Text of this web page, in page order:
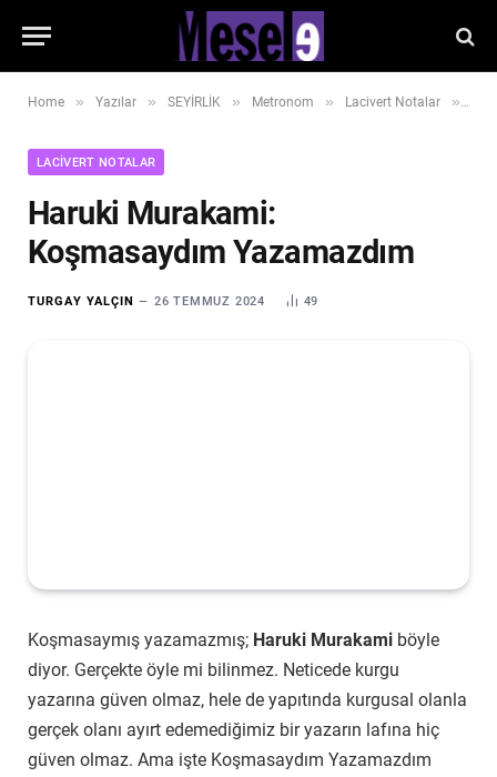
Home » Yazılar » SEYİRLİK » Metronom » Lacivert Notalar »
LACIVERT NOTALAR
Haruki Murakami:
Koşmasaydım Yazamazdım
TURGAY YALÇIN 26 TEMMUZ 2024 49
Koşmasaymış yazamazmış; Haruki Murakami böyle
diyor. Gerçekte öyle mi bilinmez. Neticede kurgu
yazarına güven olmaz, hele de yapıtında kurgusal olanla
gerçek olanı ayırt edemediğimiz bir yazarın lafına hiç
güven olmaz. Ama işte Koşmasaydım Yazamazdım